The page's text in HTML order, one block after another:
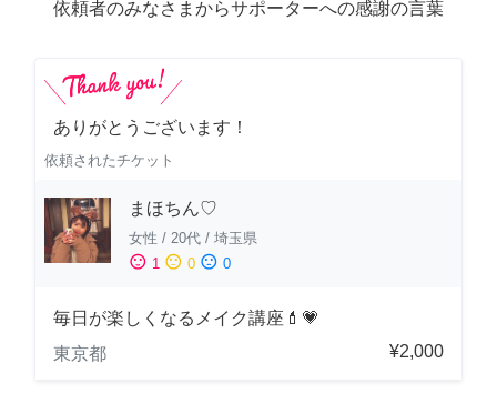
依頼者のみなさまからサポーターへの感謝の言葉
ありがとうございます！
依頼されたチケット
まほちん♡
女性 / 20代 / 埼玉県
sentiment_satisfied 1 sentiment_neutral 0 sentiment_dissatisfied 0
毎日が楽しくなるメイク講座💄💗
東京都
¥2,000